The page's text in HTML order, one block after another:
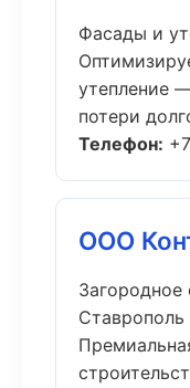
Фасады и
утепление
потери
Телефон:
ООО
Загородное
Ставрополь